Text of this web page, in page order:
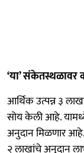
‘या’ संकेतस्थळावर
आर्थिक उत्पन्न ३
सोय केली आहे.
अनुदान मिळणार आहे.
२ लाखांचे अनुदान